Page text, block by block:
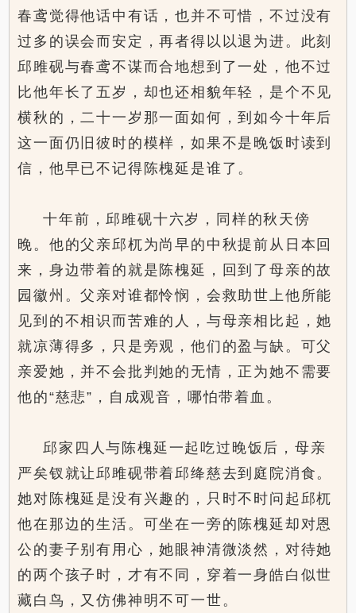
春鸢觉得他话中有话，也并不可惜，不过没有
过多的误会而安定，再者得以以退为进。此刻
邱雎砚与春鸢不谋而合地想到了一处，他不过
比他年长了五岁，却也还相貌年轻，是个不见
横秋的，二十一岁那一面如何，到如今十年后
这一面仍旧彼时的模样，如果不是晚饭时读到
信，他早已不记得陈槐延是谁了。
十年前，邱雎砚十六岁，同样的秋天傍
晚。他的父亲邱杌为尚早的中秋提前从日本回
来，身边带着的就是陈槐延，回到了母亲的故
园徽州。父亲对谁都怜悯，会救助世上他所能
见到的不相识而苦难的人，与母亲相比起，她
就凉薄得多，只是旁观，他们的盈与缺。可父
亲爱她，并不会批判她的无情，正为她不需要
他的“慈悲”，自成观音，哪怕带着血。
邱家四人与陈槐延一起吃过晚饭后，母亲
严矣钗就让邱雎砚带着邱绛慈去到庭院消食。
她对陈槐延是没有兴趣的，只时不时问起邱杌
他在那边的生活。可坐在一旁的陈槐延却对恩
公的妻子别有用心，她眼神清微淡然，对待她
的两个孩子时，才有不同，穿着一身皓白似世
藏白鸟，又仿佛神明不可一世。